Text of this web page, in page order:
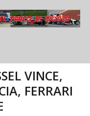
VINCE,
FERRARI